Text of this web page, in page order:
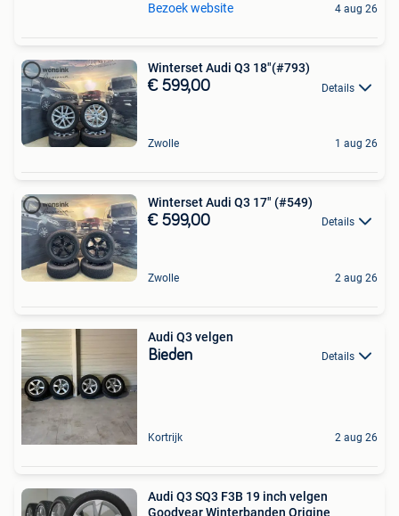
Bezoek website 4 aug 26
Winterset Audi Q3 18"(#793)
€ 599,00 Details
Zwolle 1 aug 26
Winterset Audi Q3 17" (#549)
€ 599,00 Details
Zwolle 2 aug 26
Audi Q3 velgen
Bieden Details
Kortrijk 2 aug 26
Audi Q3 SQ3 F3B 19 inch velgen
Goodyear Winterbanden Origine